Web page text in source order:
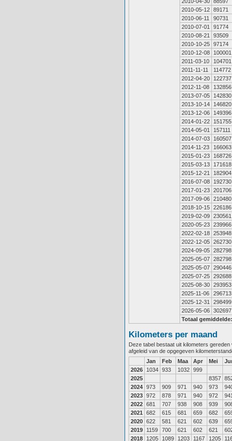
2010-05-12 89171
2010-06-11
90731
2010-07-01
91774
2010-08-21
93509
2010-10-25 97174
2010-12-08
100001
2011-03-10
104701
2011-11-11
114772
2012-04-20
122737
2012-11-08
132856
2013-07-05
142830
2013-10-14
146820
2013-12-06
149396
2014-01-22
151755
2014-05-01
157111
2014-07-03
160507
2014-11-23
166063
2015-01-23
168726
2015-03-13
171618
2015-12-21
182904
2016-07-08
192730
2017-01-23 201706
2017-09-06 210480
2018-10-15 226186
2019-02-09 230561
2020-05-23 239966
2022-02-18 253948
2022-12-05 262730
2024-09-05 282798
2025-05-07 282798
2025-05-07 290446
2025-07-25 292688
2025-08-30 293953
2025-11-06
296713
2025-12-31
298499
2026-05-06 302697
Totaal gemiddelde:
Kilometers per maand
Deze tabel bestaat uit kilometers
afgeleid van de opgegeven
Jan
Feb Maa Apr Mei
2026
1034 933 1032 999
2025
8357
2024 973 909 971 940 973
2023 972 878 971 940 972 941
2022 681 707 938 908 939
2021
682 615 681 659 682
2020 622 581 621 602 639
2019
1159 700 621 602 621
2018
1205 1089 1203 1167 1205